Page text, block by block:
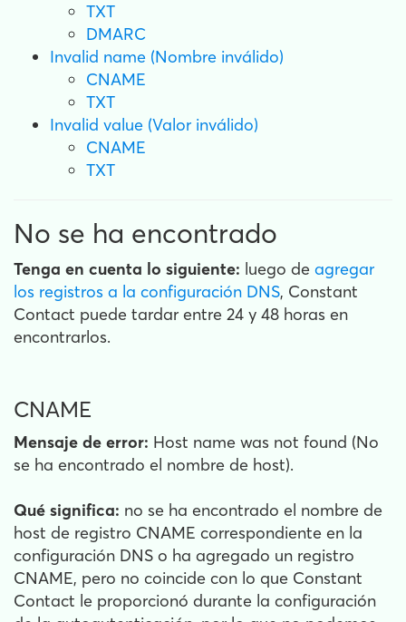
TXT
DMARC
Invalid name (Nombre inválido)
CNAME
TXT
Invalid value (Valor inválido)
CNAME
TXT
No se ha encontrado
Tenga en cuenta lo siguiente: luego de agregar
los registros a la configuración DNS, Constant
Contact puede tardar entre 24 y 48 horas en
encontrarlos.
CNAME
Mensaje de error: Host name was not found (No
se ha encontrado el nombre de host).
Qué significa: no se ha encontrado el nombre de
host de registro CNAME correspondiente en la
configuración DNS o ha agregado un registro
CNAME, pero no coincide con lo que Constant
Contact le proporcionó durante la configuración